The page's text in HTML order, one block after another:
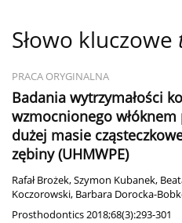
Słowo kluczowe
PRACA ORYGINALNA
Badania wytrzymałości
wzmocnionego
dużej masie
zębiny (UHMWPE)
Rafał Brożek,Szymon Kubanek,
Koczorowski, Barbara Dorocka-
Prosthodontics 2018;68(3):293-301